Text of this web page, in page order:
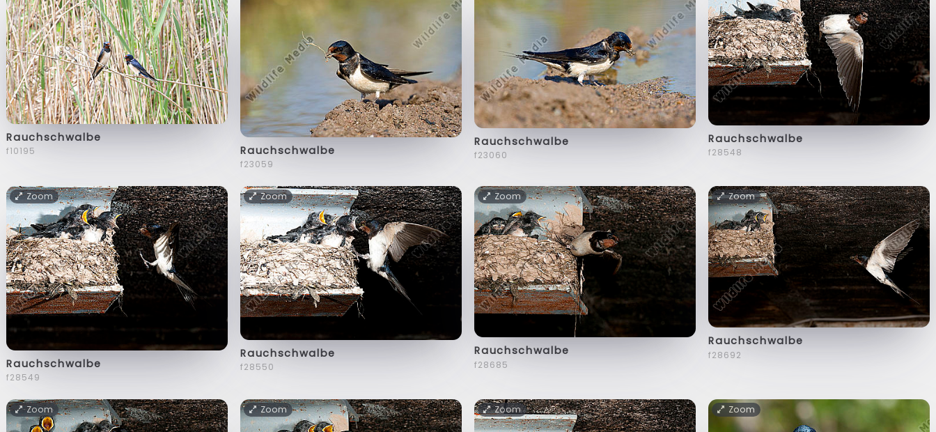
Rauchschwalbe
f10195 Rauchschwalbe
f23059
Rauchschwalbe
f23060
Rauchschwalbe
f28548
Zoom
Rauchschwalbe
f28549
Zoom
Rauchschwalbe
f28550
Zoom
Rauchschwalbe
f28685
Zoom
Rauchschwalbe
f28692
Zoom Zoom Zoom Zoom